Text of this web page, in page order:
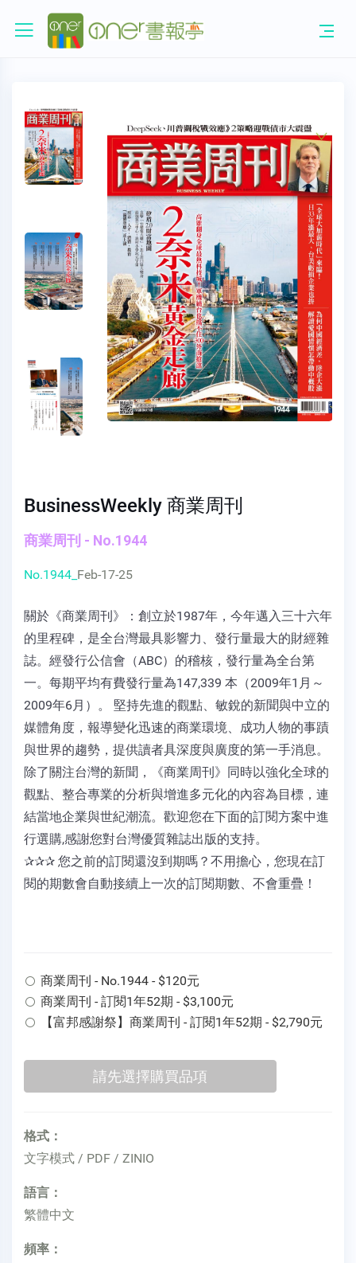
BusinessWeekly 商業周刊
商業周刊 - No.1944
No.1944_ Feb-17-25
關於《商業周刊》：創立於1987年，今年邁入三十六年
的里程碑，是全台灣最具影響力、發行量最大的財經雜
誌。經發行公信會（ABC）的稽核，發行量為全台第
一。每期平均有費發行量為147,339 本（2009年1月～
2009年6月）。 堅持先進的觀點、敏銳的新聞與中立的
媒體角度，報導變化迅速的商業環境、成功人物的事蹟
與世界的趨勢，提供讀者具深度與廣度的第一手消息。
除了關注台灣的新聞，《商業周刊》同時以強化全球的
觀點、整合專業的分析與增進多元化的內容為目標，連
結當地企業與世紀潮流。歡迎您在下面的訂閱方案中進
行選購,感謝您對台灣優質雜誌出版的支持。
✰✰✰ 您之前的訂閱還沒到期嗎？不用擔心，您現在訂
閱的期數會自動接續上一次的訂閱期數、不會重疊！
商業周刊 - No.1944 - $120元
商業周刊 - 訂閱1年52期 - $3,100元
【富邦感謝祭】商業周刊 - 訂閱1年52期 - $2,790元
格式：
文字模式 / PDF / ZINIO
語言：
繁體中文
頻率：